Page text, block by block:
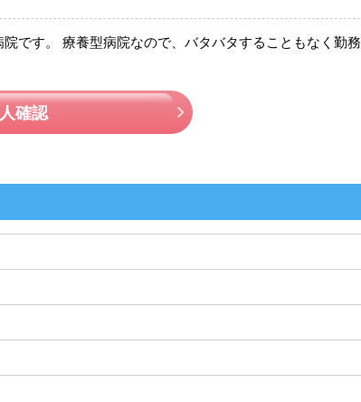
です。 療養型病院なので、バタバタすることもなく勤
確認